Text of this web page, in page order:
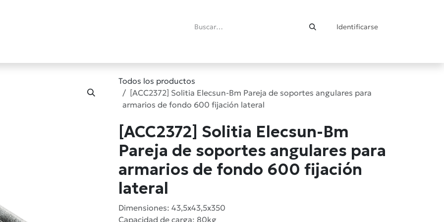
Identificarse
Todos los productos
[ACC2372] Solitia Elecsun-Bm Pareja de soportes angulares para
armarios de fondo 600 fijación lateral
[ACC2372] Solitia Elecsun-Bm
Pareja de soportes angulares para
armarios de fondo 600 fijación
lateral
Dimensiones: 43,5x43,5x350
Capacidad de carga: 80kg